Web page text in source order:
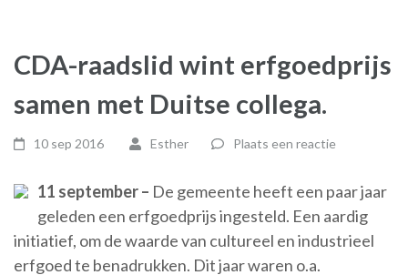
CDA-raadslid wint erfgoedprijs
samen met Duitse collega.
10 sep 2016 Esther Plaats een reactie
11 september – De gemeente heeft een paar jaar
geleden een erfgoedprijs ingesteld. Een aardig
initiatief, om de waarde van cultureel en industrieel
erfgoed te benadrukken. Dit jaar waren o.a.